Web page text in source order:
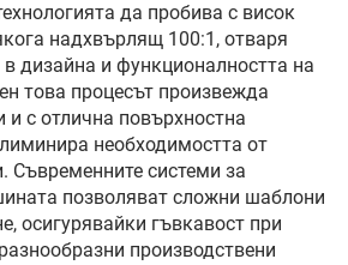
да пробива с висок
надхвърлящ 100:1, отваря
дизайна и функционалността на
това процесът произвежда
и с отлична повърхностна
необходимостта от
Съвременните системи за
позволяват сложни шаблони
осигурявайки гъвкавост при
производствени